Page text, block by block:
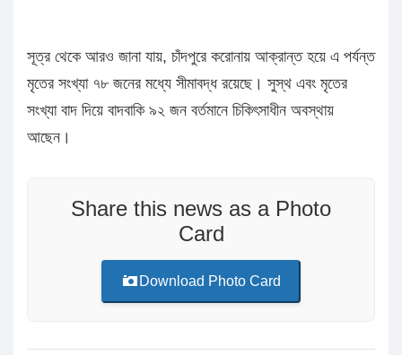
সূত্র থেকে আরও জানা যায়, চাঁদপুরে করোনায় আক্রান্ত হয়ে এ পর্যন্ত
মৃতের সংখ্যা ৭৮ জনের মধ্যে সীমাবদ্ধ রয়েছে। সুস্থ এবং মৃতের
সংখ্যা বাদ দিয়ে বাদবাকি ৯২ জন বর্তমানে চিকিৎসাধীন অবস্থায়
আছেন।
Share this news as a Photo
Card
Download Photo Card